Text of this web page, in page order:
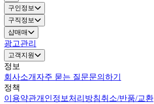
구인정보
구직정보
샵매매
광고관리
고객지원
정보
회사소개 자주 묻는 질문문의하기
정책
이용약관개인정보처리방침취소/반품/교환